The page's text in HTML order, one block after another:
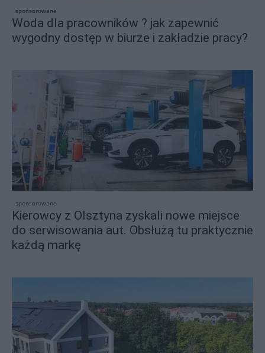
sponsorowane
Woda dla pracowników ? jak zapewnić
wygodny dostęp w biurze i zakładzie pracy?
sponsorowane
Kierowcy z Olsztyna zyskali nowe miejsce
do serwisowania aut. Obsłużą tu praktycznie
każdą markę